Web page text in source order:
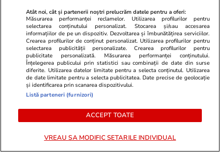
Elle.ro
O mai ții minte pe Janine Sârbu?
Cum arată și cu ce se ocupă acum
fosta soție a lui Adrian Sârbu și
unul dintre cele mai apreciate
decorată recent de Ministerul
Unica.ro
Mirabela
flancată de
Atât noi, cât și partenerii noștri prelucrăm datele pentru a oferi:
Măsurarea performanței reclamelor. Utilizarea profilurilor pentru
selectarea conținutului personalizat. Stocarea și/sau accesarea
informațiilor de pe un dispozitiv. Dezvoltarea și îmbunătățirea serviciilor.
Crearea profilurilor de conținut personalizat. Utilizarea profilurilor pentru
selectarea publicității personalizate. Crearea profilurilor pentru
publicitate personalizată. Măsurarea performanței conținutului.
Înțelegerea publicului prin statistici sau combinații de date din surse
diferite. Utilizarea datelor limitate pentru a selecta conținutul. Utilizarea
de date limitate pentru a selecta publicitatea. Date precise de geolocație
și identificarea prin scanarea dispozitivului.
Listă parteneri (furnizori)
ACCEPT TOATE
VREAU SA MODIFIC SETARILE INDIVIDUAL